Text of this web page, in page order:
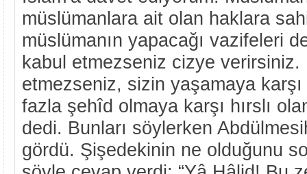
müslümanlara ait olan haklara
müslümanın yapacağı vazifeleri
kabul etmezseniz cizye verirsiniz.
etmezseniz, sizin yaşamaya karşı
fazla şehîd olmaya karşı hırslı
dedi. Bunları söylerken
gördü. Şişedekinin ne olduğunu